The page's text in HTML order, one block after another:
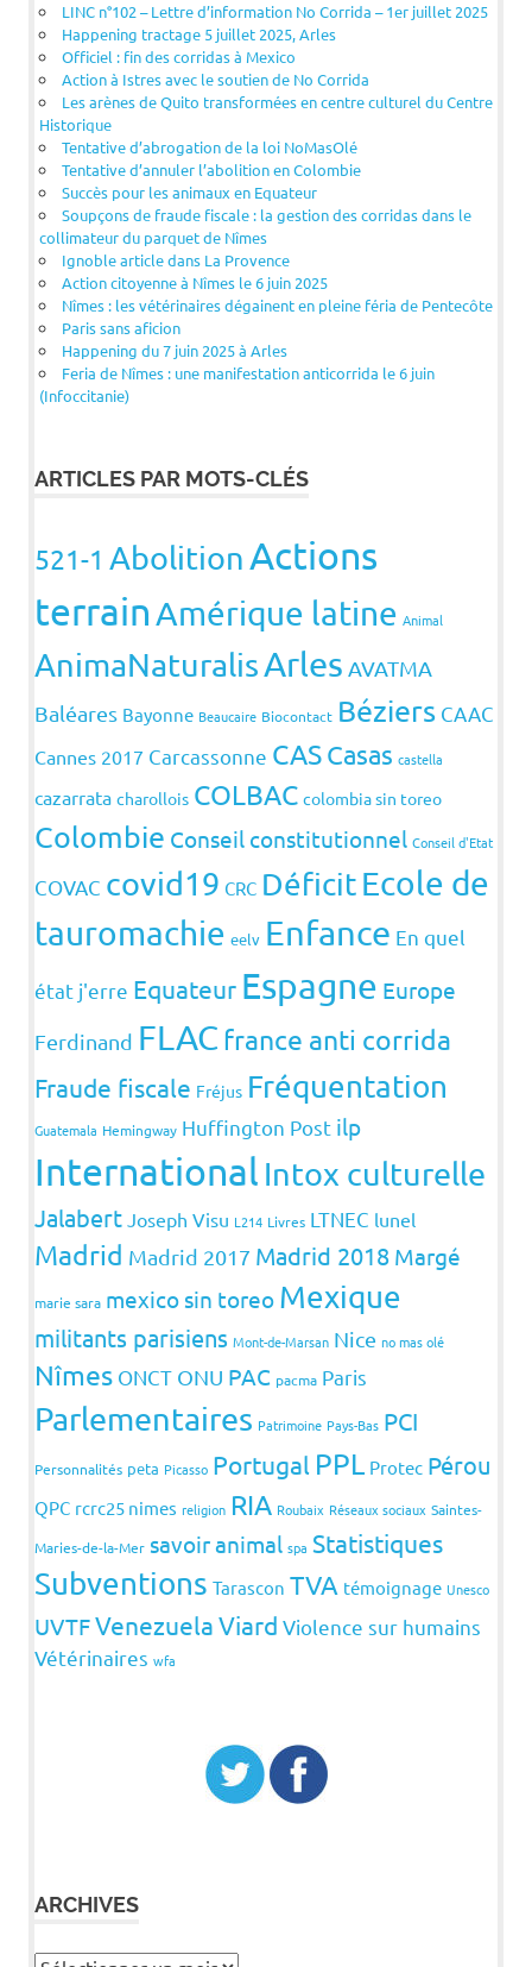
LINC n°102 – Lettre d’information No Corrida – 1er juillet 2025
Happening tractage 5 juillet 2025, Arles
Officiel : fin des corridas à Mexico
Action à Istres avec le soutien de No Corrida
Les arènes de Quito transformées en centre culturel du Centre
Historique
Tentative d’abrogation de la loi NoMasOlé
Tentative d’annuler l’abolition en Colombie
Succès pour les animaux en Equateur
Soupçons de fraude fiscale : la gestion des corridas dans le
collimateur du parquet de Nîmes
Ignoble article dans La Provence
Action citoyenne à Nîmes le 6 juin 2025
Nîmes : les vétérinaires dégainent en pleine féria de Pentecôte
Paris sans aficion
Happening du 7 juin 2025 à Arles
Feria de Nîmes : une manifestation anticorrida le 6 juin
(Infoccitanie)
ARTICLES PAR MOTS-CLÉS
521-1 AbolitionActions
terrainAmérique latine Animal
AnimaNaturalisArles AVATMA
Baléares Bayonne Beaucaire Biocontact Béziers CAAC
Cannes 2017 Carcassonne CASCasas castella
cazarrata charollois COLBAC colombia sin toreo
Colombie Conseil constitutionnel Conseil d'Etat
COVAC covid19 CRC DéficitEcole de
tauromachie eelv Enfance En quel
état j'erre Equateur Espagne Europe
Ferdinand FLAC france anti corrida
Fraude fiscale Fréjus Fréquentation
Guatemala Hemingway Huffington Post ilp
International Intox culturelle
Jalabert Joseph Visu L214 Livres LTNEC lunel
Madrid Madrid 2017 Madrid 2018 Margé
marie sara mexico sin toreo Mexique
militants parisiens Mont-de-Marsan Nice no mas olé
Nîmes ONCT ONU PAC pacma Paris
Parlementaires Patrimoine Pays-Bas PCI
Personnalités peta Picasso Portugal PPL Protec Pérou
QPC rcrc25 nimes religion RIA Roubaix Réseaux sociaux Saintes-
Maries-de-la-Mer savoir animal spa Statistiques
Subventions Tarascon TVA témoignage Unesco
UVTFVenezuelaViard Violence sur humains
Vétérinaires wfa
ARCHIVES